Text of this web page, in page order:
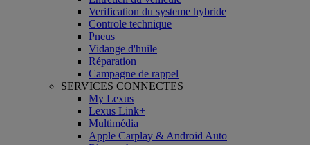
Verification du systeme hybride
Controle technique
Pneus
Vidange d'huile
Réparation
Campagne de rappel
SERVICES CONNECTES
My Lexus
Lexus Link+
Multimédia
Apple Carplay & Android Auto